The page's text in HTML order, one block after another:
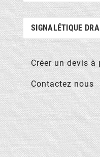
SIGNALÉTIQUE
Créer un devis
Contactez nous